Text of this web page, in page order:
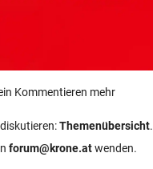
Kommentieren mehr
Themenübersicht.
forum@krone.atwenden.